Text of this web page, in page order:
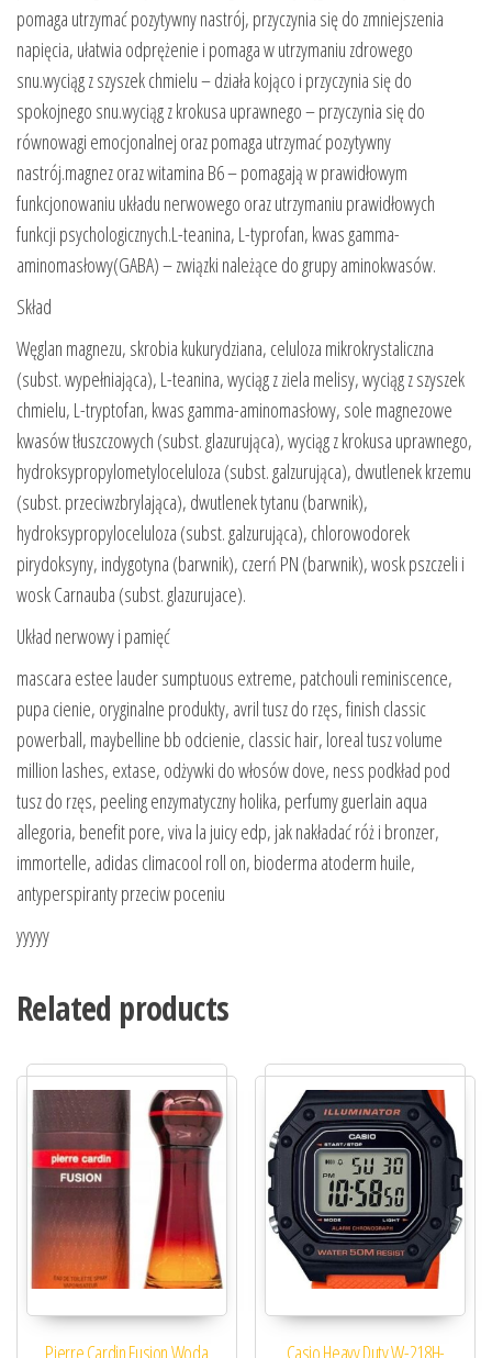
pomaga utrzymać pozytywny nastrój, przyczynia się do zmniejszenia
napięcia, ułatwia odprężenie i pomaga w utrzymaniu zdrowego
snu.wyciąg z szyszek chmielu – działa kojąco i przyczynia się do
spokojnego snu.wyciąg z krokusa uprawnego – przyczynia się do
równowagi emocjonalnej oraz pomaga utrzymać pozytywny
nastrój.magnez oraz witamina B6 – pomagają w prawidłowym
funkcjonowaniu układu nerwowego oraz utrzymaniu prawidłowych
funkcji psychologicznych.L-teanina, L-typrofan, kwas gamma-
aminomasłowy(GABA) – związki należące do grupy aminokwasów.
Skład
Węglan magnezu, skrobia kukurydziana, celuloza mikrokrystaliczna
(subst. wypełniająca), L-teanina, wyciąg z ziela melisy, wyciąg z szyszek
chmielu, L-tryptofan, kwas gamma-aminomasłowy, sole magnezowe
kwasów tłuszczowych (subst. glazurująca), wyciąg z krokusa uprawnego,
hydroksypropylometyloceluloza (subst. galzurująca), dwutlenek krzemu
(subst. przeciwzbrylająca), dwutlenek tytanu (barwnik),
hydroksypropyloceluloza (subst. galzurująca), chlorowodorek
pirydoksyny, indygotyna (barwnik), czerń PN (barwnik), wosk pszczeli i
wosk Carnauba (subst. glazurujace).
Układ nerwowy i pamięć
mascara estee lauder sumptuous extreme, patchouli reminiscence,
pupa cienie, oryginalne produkty, avril tusz do rzęs, finish classic
powerball, maybelline bb odcienie, classic hair, loreal tusz volume
million lashes, extase, odżywki do włosów dove, ness podkład pod
tusz do rzęs, peeling enzymatyczny holika, perfumy guerlain aqua
allegoria, benefit pore, viva la juicy edp, jak nakładać róż i bronzer,
immortelle, adidas climacool roll on, bioderma atoderm huile,
antyperspiranty przeciw poceniu
yyyyy
Related products
Pierre Cardin Fusion Woda Casio Heavy Duty W-218H-